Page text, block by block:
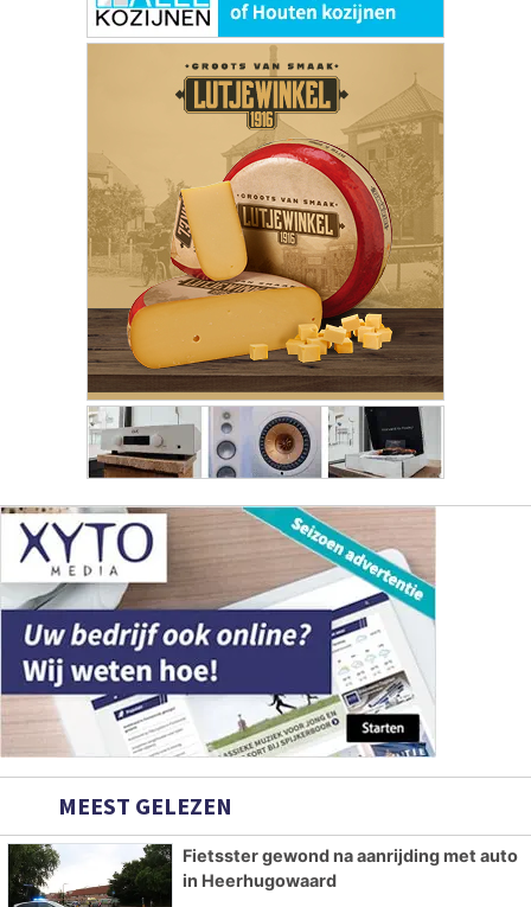
MEEST GELEZEN
Fietsster gewond na aanrijding met auto
in Heerhugowaard